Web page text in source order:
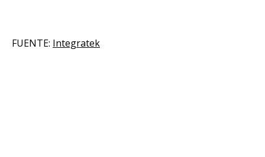
FUENTE: Integratek